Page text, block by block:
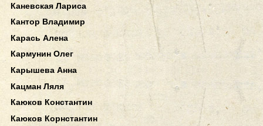
Каневская Лариса
Кантор Владимир
Карась Алена
Кармунин Олег
Карышева Анна
Кацман Ляля
Каюков Константин
Каюков Корнстантин